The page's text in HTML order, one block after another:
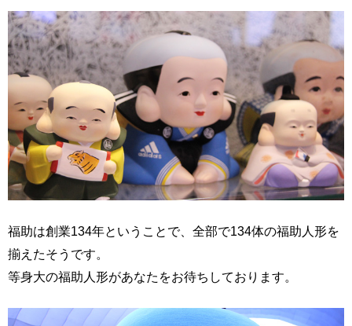
福助は創業134年ということで、全部で134体の福助人形を
揃えたそうです。
等身大の福助人形があなたをお待ちしております。